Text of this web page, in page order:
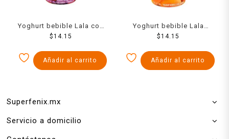
Yoghurt bebible Lala con
fresa moras 220 g
$14.15
Añadir al carrito
Yoghurt bebible Lala
durazno 220 g
$14.15
Añadir al carrito
Superfenix.mx
Servicio a domicilio